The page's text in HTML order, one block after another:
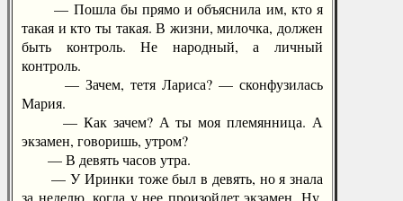
— Пошла бы прямо и объяснила им, кто я
такая и кто ты такая. В жизни, милочка, должен
быть контроль. Не народный, а личный
контроль.
— Зачем, тетя Лариса? — сконфузилась
Мария.
— Как зачем? А ты моя племянница. А
экзамен, говоришь, утром?
— В девять часов утра.
— У Иринки тоже был в девять, но я знала
за неделю, когда у нее произойдет экзамен. Ну,